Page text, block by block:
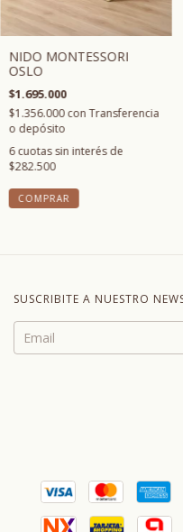
NIDO MONTESSORI
OSLO
$1.695.000
$1.356.000con Transferencia
o depósito
6cuotas sin interés de
$282.500
COMPRAR
SUSCRIBITE A NUESTRO